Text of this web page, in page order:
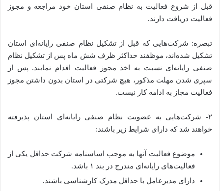
قبل از شروع فعالیت به نظام صنفی استان خود مراجعه و مجوز
فعالیت دریافت دارند.
تبصره: شرکت‌هایی که قبل از تشکیل نظام صنفی رایانه‌ای استان
تشکیل شده‌اند، موظفند حداکثر ظرف شش ماه پس از تشکیل نظام
صنفی رایانه‌ای نسبت به اخذ مجوز فعالیت اقدام نمایند. پس از
سپری شدن مهلت مذکور، هیچ شرکتی در استان بدون داشتن مجوز
فعالیت مجاز به ادامه کار نیست.
۲- شرکت‌هایی به عضویت نظام صنفی رایانه‌ای استان پذیرفته
خواهند شد که دارای شرایط زیر باشند:
موضوع فعالیت آنها به موجب اساسنامه شرکت حداقل یکی از
فعالیت‌های رایانه‌ای مندرج در بند ۱ باشد.
دارای مدیرعامل با حداقل مدرک کارشناسی باشند.